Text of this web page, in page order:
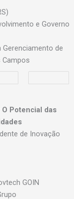
e Governo
de
Potencial das
de Inovação
GOIN